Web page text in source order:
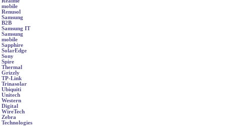
mobile
Renusol
Samsung
B2B
Samsung IT
Samsung
mobile
Sapphire
SolarEdge
Sony
Spire
Thermal
Grizzly
TP-Link
Trinasolar
Ubiquiti
Unitech
Western
Digital
WireTech
Zebra
Technologies